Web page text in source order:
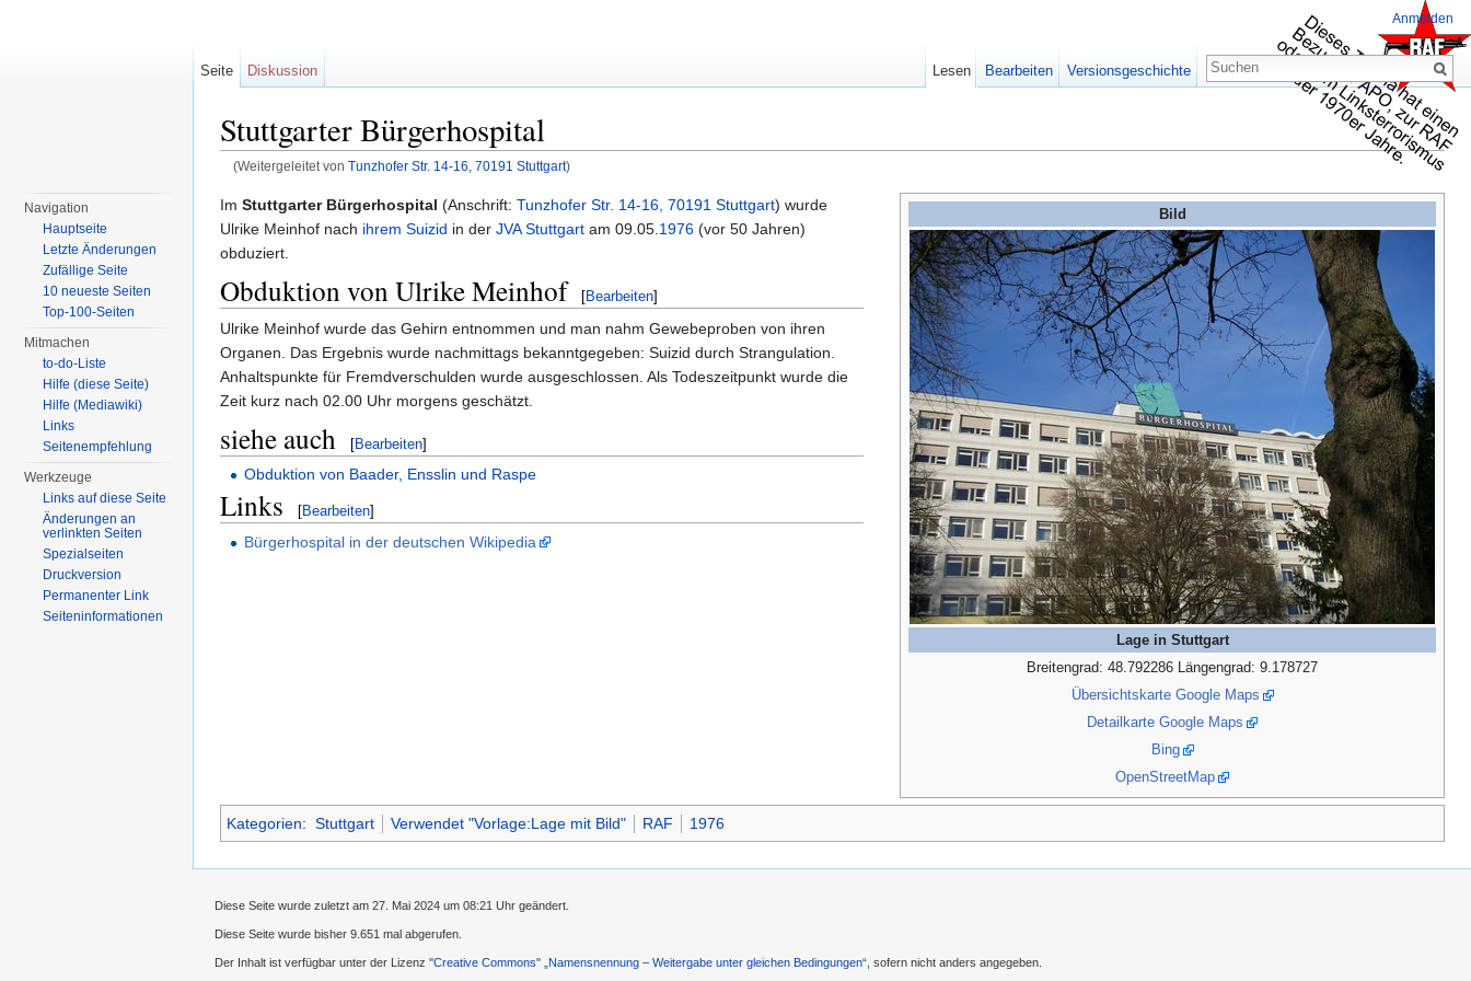
Stuttgarter Bürgerhospital
(Weitergeleitet von Tunzhofer Str. 14-16, 70191 Stuttgart)
Bild
Lage in Stuttgart
Breitengrad: 48.792286 Längengrad: 9.178727
Übersichtskarte Google Maps
Detailkarte Google Maps
Bing
OpenStreetMap
Im Stuttgarter Bürgerhospital (Anschrift: Tunzhofer Str. 14-16, 70191 Stuttgart) wurde
Ulrike Meinhof nach ihrem Suizid in der JVA Stuttgart am 09.05. 1976 (vor 50 Jahren)
obduziert.
Obduktion von Ulrike Meinhof [Bearbeiten]
Ulrike Meinhof wurde das Gehirn entnommen und man nahm Gewebeproben von ihren
Organen. Das Ergebnis wurde nachmittags bekanntgegeben: Suizid durch Strangulation.
Anhaltspunkte für Fremdverschulden wurde ausgeschlossen. Als Todeszeitpunkt wurde die
Zeit kurz nach 02.00 Uhr morgens geschätzt.
siehe auch [Bearbeiten]
Obduktion von Baader, Ensslin und Raspe
Links [Bearbeiten]
Bürgerhospital in der deutschen Wikipedia
Kategorien: Stuttgart Verwendet "Vorlage:Lage mit Bild" RAF 1976
Anmelden
Seite Diskussion Lesen Bearbeiten Versionsgeschichte
Navigation
Hauptseite
Letzte Änderungen
Zufällige Seite
10 neueste Seiten
Top-100-Seiten
Mitmachen
to-do-Liste
Hilfe (diese Seite)
Hilfe (Mediawiki)
Links
Seitenempfehlung
Werkzeuge
Links auf diese Seite
Änderungen an
verlinkten Seiten
Spezialseiten
Druckversion
Permanenter Link
Seiteninformationen
Diese Seite wurde zuletzt am 27. Mai 2024 um 08:21 Uhr geändert.
Diese Seite wurde bisher 9.651 mal abgerufen.
Der Inhalt ist verfügbar unter der Lizenz ''Creative Commons'' „Namensnennung – Weitergabe unter gleichen Bedingungen“ , sofern nicht anders angegeben.